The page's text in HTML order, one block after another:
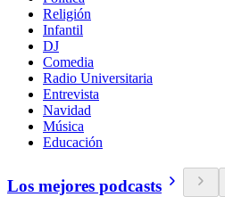
Religión
Infantil
DJ
Comedia
Radio Universitaria
Entrevista
Navidad
Música
Educación
Los mejores podcasts